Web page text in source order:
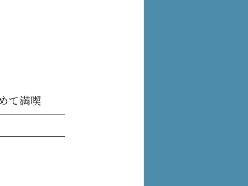
て満喫